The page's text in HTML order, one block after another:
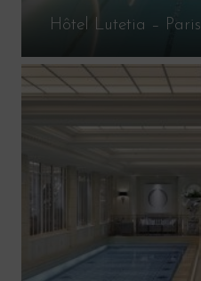
Hôtel Lutetia – Paris